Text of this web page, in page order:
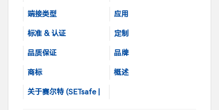
端接类型 应用
标准 & 认证 定制
品质保证 品牌
商标 概述
关于赛尔特 (SETsafe |